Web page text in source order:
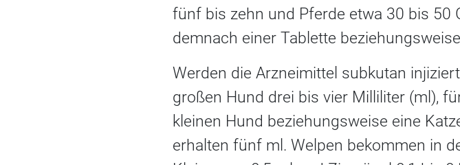
fünf bis zehn und Pferde etwa 30 bis 50
demnach einer Tablette
Werden die Arzneimittel subkutan
großen Hund drei bis vier Milliliter (ml),
kleinen Hund beziehungsweise eine
erhalten fünf ml. Welpen bekommen in